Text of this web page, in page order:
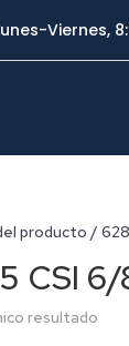
Viernes,
producto /
CSI 6/
resultado